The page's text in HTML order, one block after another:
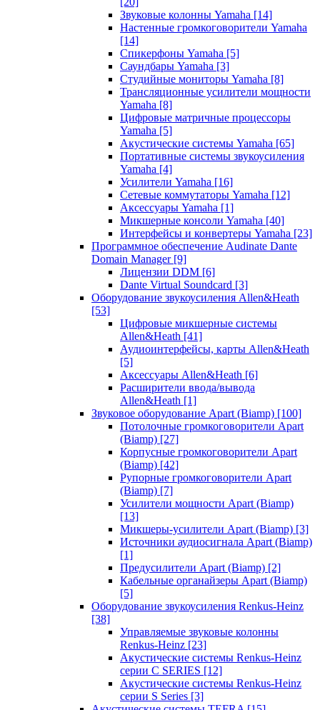
Звуковые колонны Yamaha [14]
Настенные громкоговорители Yamaha
[14]
Спикерфоны Yamaha [5]
Саундбары Yamaha [3]
Студийные мониторы Yamaha [8]
Трансляционные усилители мощности
Yamaha [8]
Цифровые матричные процессоры
Yamaha [5]
Акустические системы Yamaha [65]
Портативные системы звукоусиления
Yamaha [4]
Усилители Yamaha [16]
Сетевые коммутаторы Yamaha [12]
Аксессуары Yamaha [1]
Микшерные консоли Yamaha [40]
Интерфейсы и конвертеры Yamaha [23]
Программное обеспечение Audinate Dante
Domain Manager [9]
Лицензии DDM [6]
Dante Virtual Soundcard [3]
Оборудование звукоусиления Allen&Heath
[53]
Цифровые микшерные системы
Allen&Heath [41]
Аудиоинтерфейсы, карты Allen&Heath
[5]
Аксессуары Allen&Heath [6]
Расширители ввода/вывода
Allen&Heath [1]
Звуковое оборудование Apart (Biamp) [100]
Потолочные громкоговорители Apart
(Biamp) [27]
Корпусные громкоговорители Apart
(Biamp) [42]
Рупорные громкоговорители Apart
(Biamp) [7]
Усилители мощности Apart (Biamp)
[13]
Микшеры-усилители Apart (Biamp) [3]
Источники аудиосигнала Apart (Biamp)
[1]
Предусилители Apart (Biamp) [2]
Кабельные органайзеры Apart (Biamp)
[5]
Оборудование звукоусиления Renkus-Heinz
[38]
Управляемые звуковые колонны
Renkus-Heinz [23]
Акустические системы Renkus-Heinz
серии C SERIES [12]
Акустические системы Renkus-Heinz
серии S Series [3]